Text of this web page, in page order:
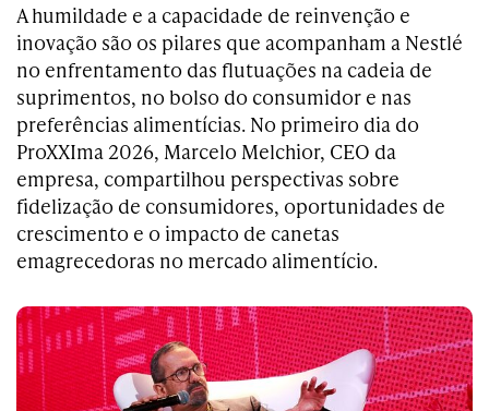
A humildade e a capacidade de reinvenção e
inovação são os pilares que acompanham a Nestlé
no enfrentamento das flutuações na cadeia de
suprimentos, no bolso do consumidor e nas
preferências alimentícias. No primeiro dia do
ProXXIma 2026, Marcelo Melchior, CEO da
empresa, compartilhou perspectivas sobre
fidelização de consumidores, oportunidades de
crescimento e o impacto de canetas
emagrecedoras no mercado alimentício.